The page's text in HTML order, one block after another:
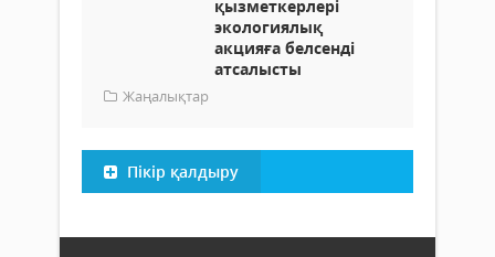
қызметкерлері
экологиялық
акцияға белсенді
атсалысты
Жаңалықтар
Пікір қалдыру